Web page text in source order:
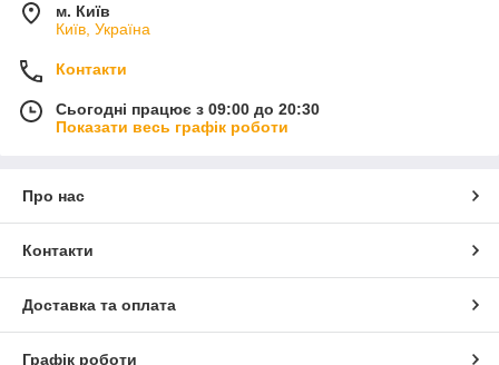
м. Київ
Київ, Україна
Контакти
Сьогодні працює з 09:00 до 20:30
Показати весь графік роботи
Про нас
Контакти
Доставка та оплата
Графік роботи